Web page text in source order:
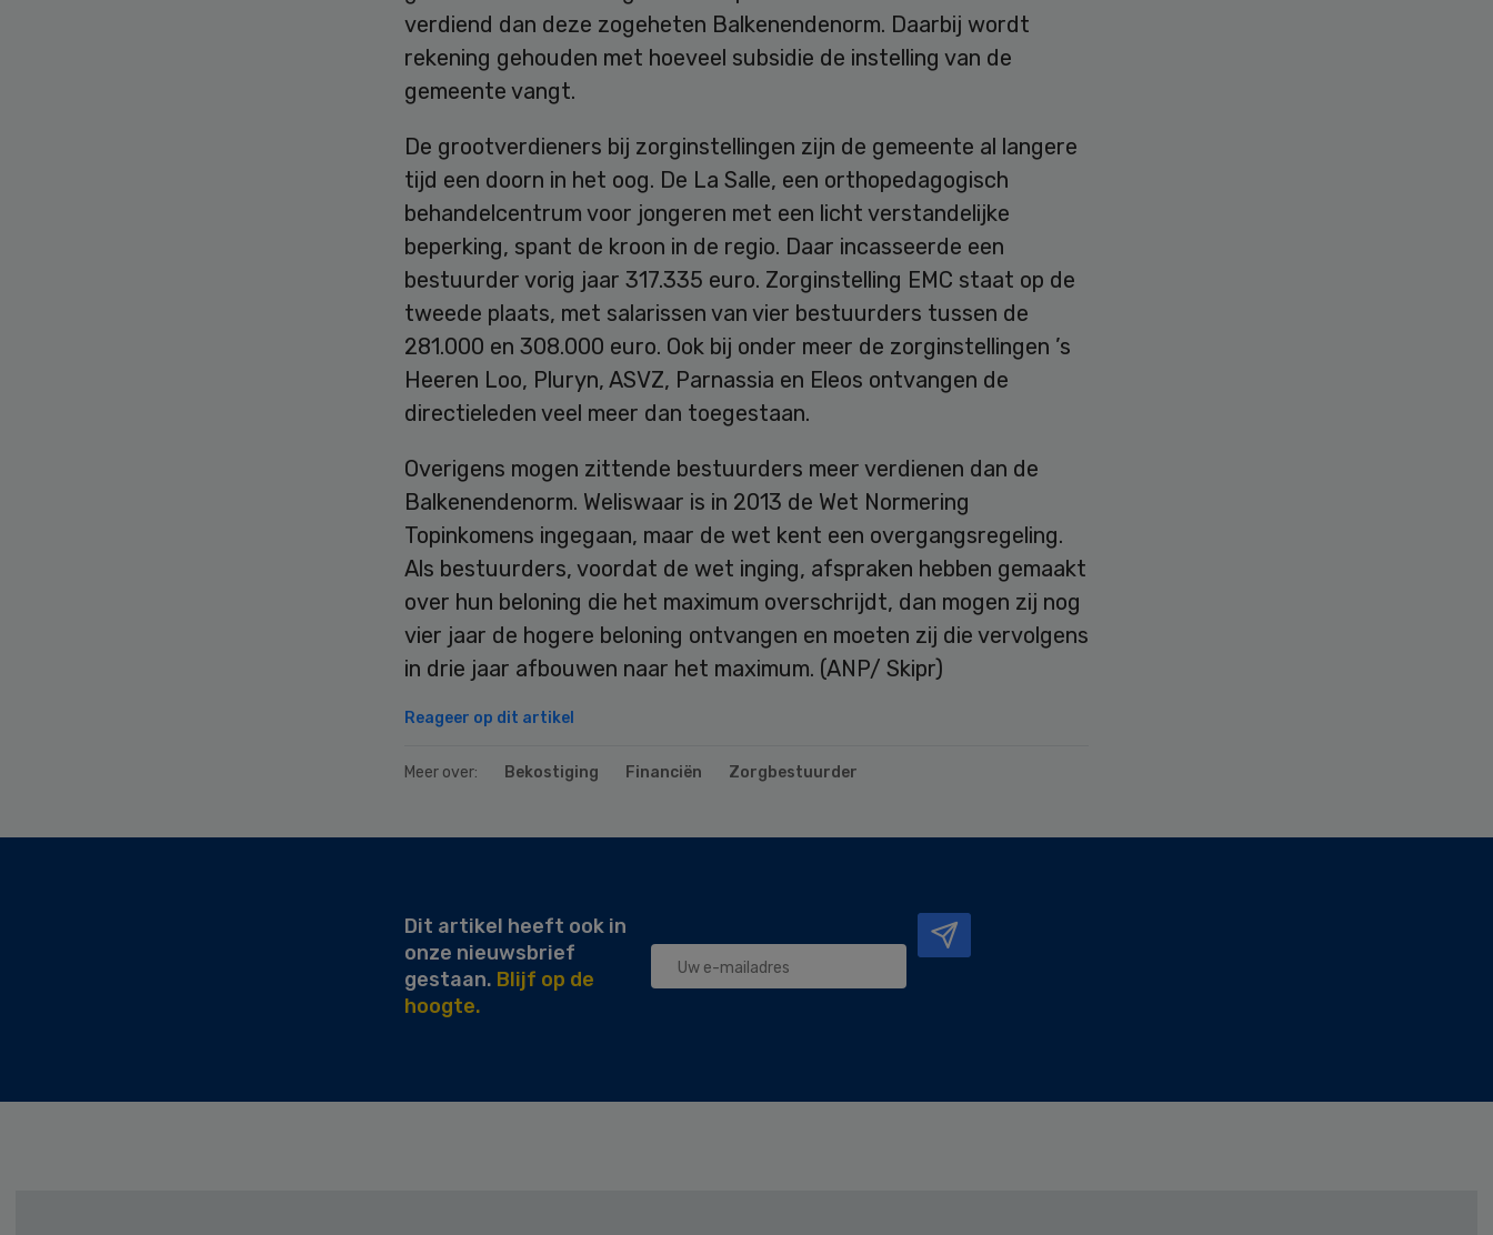
verdiend dan deze zogeheten Balkenendenorm. Daarbij wordt
rekening gehouden met hoeveel subsidie de instelling van de
gemeente vangt.
De grootverdieners bij zorginstellingen zijn de gemeente al langere
tijd een doorn in het oog. De La Salle, een orthopedagogisch
behandelcentrum voor jongeren met een licht verstandelijke
beperking, spant de kroon in de regio. Daar incasseerde een
bestuurder vorig jaar 317.335 euro. Zorginstelling EMC staat op de
tweede plaats, met salarissen van vier bestuurders tussen de
281.000 en 308.000 euro. Ook bij onder meer de zorginstellingen ’s
Heeren Loo, Pluryn, ASVZ, Parnassia en Eleos ontvangen de
directieleden veel meer dan toegestaan.
Overigens mogen zittende bestuurders meer verdienen dan de
Balkenendenorm. Weliswaar is in 2013 de Wet Normering
Topinkomens ingegaan, maar de wet kent een overgangsregeling.
Als bestuurders, voordat de wet inging, afspraken hebben gemaakt
over hun beloning die het maximum overschrijdt, dan mogen zij nog
vier jaar de hogere beloning ontvangen en moeten zij die vervolgens
in drie jaar afbouwen naar het maximum. (ANP/ Skipr)
Reageer op dit artikel
Meer over: Bekostiging Financiën Zorgbestuurder
Dit artikel heeft ook in
onze nieuwsbrief
gestaan. Blijf op de
hoogte.